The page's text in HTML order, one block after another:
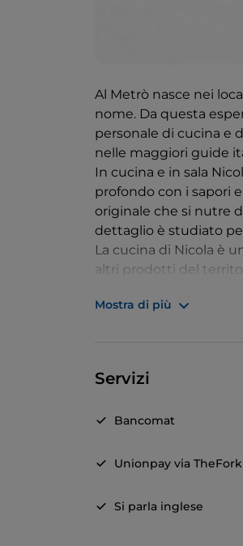
Al Metrò nasce nei
nome. Da questa
personale di cucina e
nelle maggiori guide
In cucina e in sala
profondo con i sapori
originale che si nutre
dettaglio è studiato
La cucina di Nicola è
altri prodotti del
guardare alla cultura
Mostra di più
Servizi
Bancomat
Unionpay via TheFork
Si parla inglese